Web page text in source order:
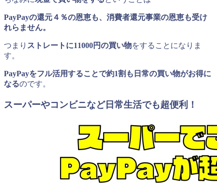
PayPayの還元４％の恩恵も、消費者還元事業の恩恵も受け
れらません。
つまり ストレートに11000円の買い物をすることになりま
す。
PayPayをフル活用することで約1割も日常の買い物がお得に
なるのです。
スーパーやコンビニなど日常生活でも超便利！